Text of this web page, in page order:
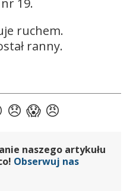
ruchem.
ranny.
naszego artykułu
Obserwuj nas